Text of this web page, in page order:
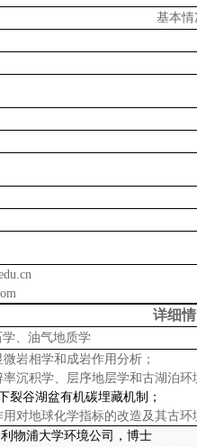
基本情
详细
、油气地质学
岩相学和成岩作用分析；
沉积学、层序地层学和古湖泊环
裂谷湖盆有机碳埋藏机制；
用对地球化学指标的改造及其古环
利物浦大学环境公司，博士